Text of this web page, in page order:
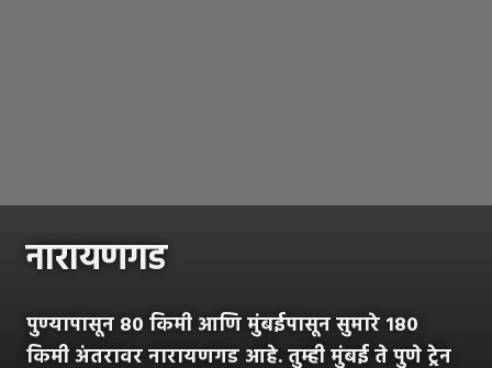
नारायणगड
पुण्यापासून ८० किमी आणि मुंबईपासून सुमारे १८०
किमी अंतरावर नारायणगड आहे. तुम्ही मुंबई ते पुणे ट्रेन